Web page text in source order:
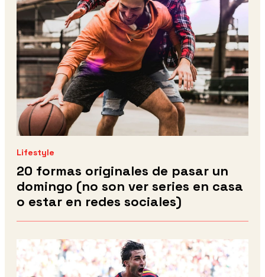
Lifestyle
20 formas originales de pasar un
domingo (no son ver series en casa
o estar en redes sociales)